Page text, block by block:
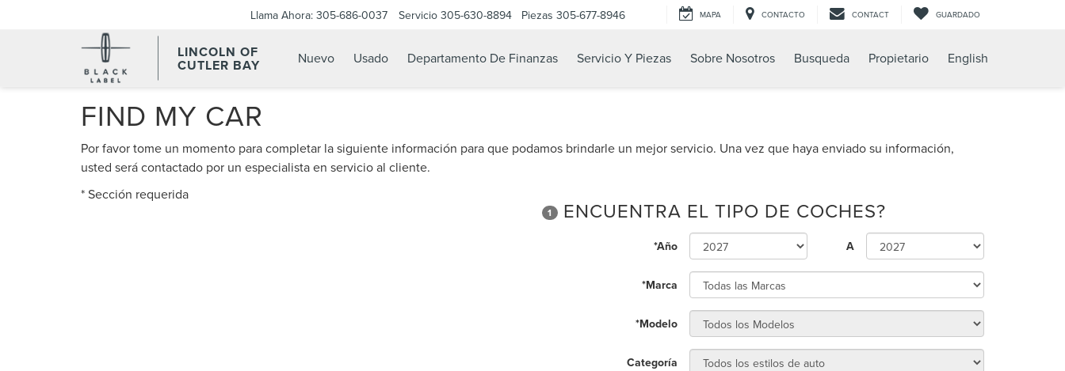
LINCOLN OF
CUTLER BAY
Llama Ahora: 305-686-0037 Servicio 305-630-8894 Piezas 305-677-8946 MAPA CONTACTO CONTACT GUARDADO
Nuevo Usado Departamento De Finanzas Servicio Y Piezas Sobre Nosotros Busqueda Propietario English
FIND MY CAR
Por favor tome un momento para completar la siguiente información para que podamos brindarle un mejor servicio. Una vez que haya enviado su información,
usted será contactado por un especialista en servicio al cliente.
* Sección requerida
1 ENCUENTRA EL TIPO DE COCHES?
*Año A
*Marca
*Modelo
Categoría